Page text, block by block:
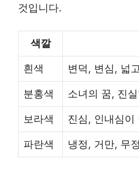
것입니다.
색깔
흰색 변덕, 변심, 넓
분홍색 소녀의 꿈, 진
보라색 진심, 인내심이
파란색 냉정, 거만, 무